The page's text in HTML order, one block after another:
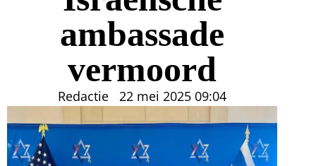
ambassade
vermoord
Redactie 22 mei 2025 09:04